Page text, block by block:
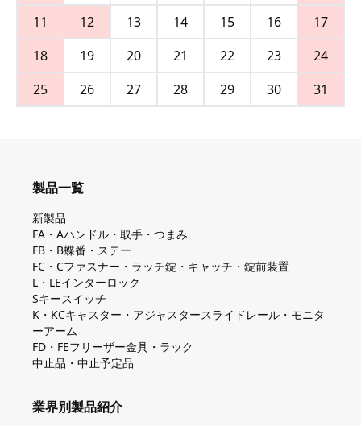
11
12 13 14 15 16
17
18
19 20 21 22 23
24
25
26 27 28 29 30 31
製品一覧
新製品
FA・Aハンドル・取手・つまみ
FB・B蝶番・ステー
FC・Cファスナー・ラッチ錠・キャッチ・錠前装置
L・LEインターロック
Sキースイッチ
K・KCキャスター・アジャスタースライドレール・モニタ
ーアーム
FD・FEフリーザー金具・ラック
中止品・中止予定品
業界別製品紹介